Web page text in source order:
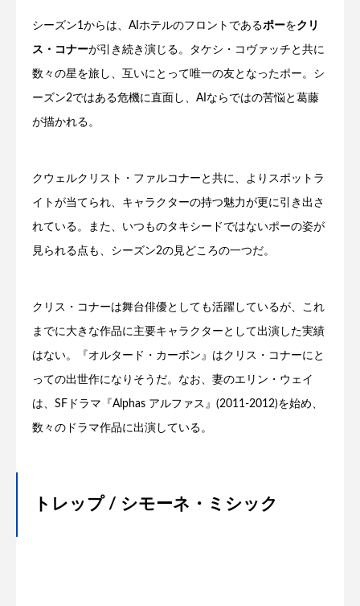
シーズン1からは、AIホテルのフロントであるポーをクリ
ス・コナーが引き続き演じる。タケシ・コヴァッチと共に
数々の星を旅し、互いにとって唯一の友となったポー。シ
ーズン2ではある危機に直面し、AIならではの苦悩と葛藤
が描かれる。
クウェルクリスト・ファルコナーと共に、よりスポットラ
イトが当てられ、キャラクターの持つ魅力が更に引き出さ
れている。また、いつものタキシードではないポーの姿が
見られる点も、シーズン2の見どころの一つだ。
クリス・コナーは舞台俳優としても活躍しているが、これ
までに大きな作品に主要キャラクターとして出演した実績
はない。『オルタード・カーボン』はクリス・コナーにと
っての出世作になりそうだ。なお、妻のエリン・ウェイ
は、SFドラマ『Alphas アルファス』(2011-2012)を始め、
数々のドラマ作品に出演している。
トレップ / シモーネ・ミシック